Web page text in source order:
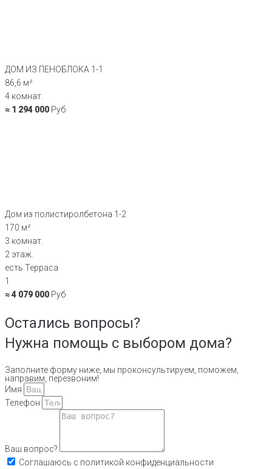
ДОМ ИЗ ПЕНОБЛОКА 1-1
86,6 м²
4 комнат.
≈ 1 294 000 Руб
Дом из полистиролбетона 1-2
170 м²
3 комнат.
2 этаж.
есть Терраса
1
≈ 4 079 000 Руб
Остались вопросы?
Нужна помощь с выбором дома?
Заполните форму ниже, мы проконсультируем, поможем,
направим, перезвоним!
Имя
Телефон
Ваш вопрос?
Соглашаюсь с политикой конфиденциальности